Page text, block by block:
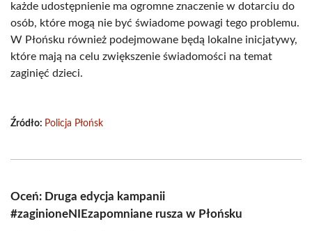
każde udostępnienie ma ogromne znaczenie w dotarciu do
osób, które mogą nie być świadome powagi tego problemu.
W Płońsku również podejmowane będą lokalne inicjatywy,
które mają na celu zwiększenie świadomości na temat
zaginięć dzieci.
Źródło: Policja Płońsk
Oceń: Druga edycja kampanii
#zaginioneNIEzapomniane rusza w Płońsku